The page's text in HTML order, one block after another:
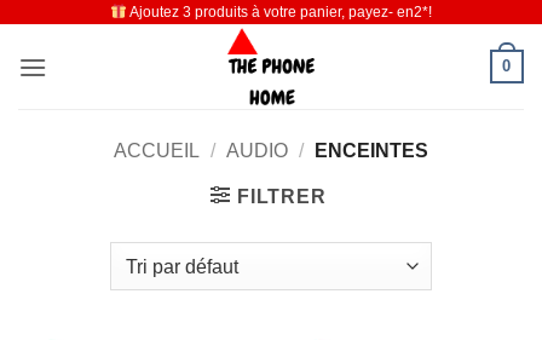
contenu
Ajoutez 3 produits à votre panier, payez- en2*!
0
ACCUEIL / AUDIO / ENCEINTES
FILTRER